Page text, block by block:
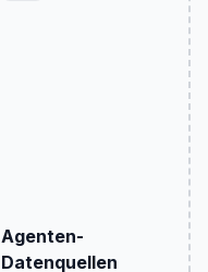
Agenten-
Datenquellen